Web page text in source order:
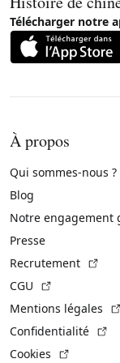
Télécharger notre
À propos
Qui sommes-nous ?
Blog
Notre engagement
Presse
Recrutement
CGU
Mentions légales
Confidentialité
Cookies